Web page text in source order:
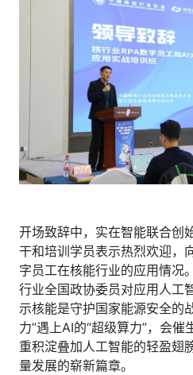
开场致辞中，实在智能联合创
干和培训学员表示热烈欢迎，
字员工在核能行业的应用情况
行业全国政协委员对应用人工
示核能是守护国家能源安全的
力”遇上AI的“超级算力”，会
重积淀叠加人工智能的轻盈翅
量发展的崭新篇章。